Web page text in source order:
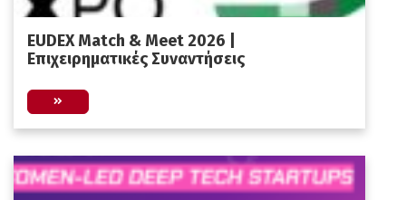
EUDEX Match & Meet 2026 |
Επιχειρηματικές Συναντήσεις